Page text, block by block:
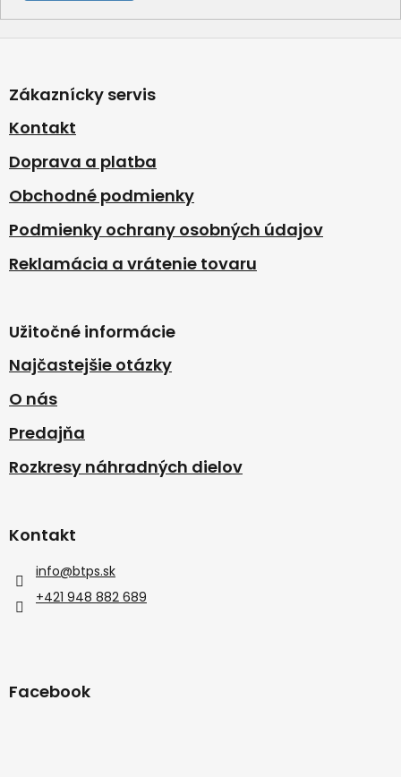
p
ä
e
Zákaznícky servis
Kontakt
Doprava a platba
Obchodné podmienky
Podmienky ochrany osobných údajov
Reklamácia a vrátenie tovaru
Užitočné informácie
Najčastejšie otázky
O nás
Predajňa
Rozkresy náhradných dielov
Kontakt
info@btps.sk
+421 948 882 689
Facebook